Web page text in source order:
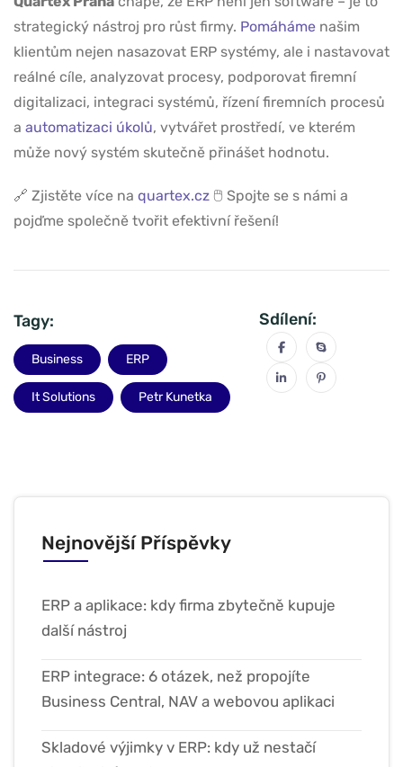
strategický nástroj pro růst firmy. Pomáháme našim
klientům nejen nasazovat ERP systémy, ale i nastavovat
reálné cíle, analyzovat procesy, podporovat firemní
digitalizaci, integraci systémů, řízení firemních procesů
a automatizaci úkolů, vytvářet prostředí, ve kterém
může nový systém skutečně přinášet hodnotu.
🔗 Zjistěte více na quartex.cz 🖱️ Spojte se s námi a
pojďme společně tvořit efektivní řešení!
Tagy:
Business ERP
It Solutions Petr Kunetka
Sdílení:
Nejnovější Příspěvky
ERP a aplikace: kdy firma zbytečně kupuje
další nástroj
ERP integrace: 6 otázek, než propojíte
Business Central, NAV a webovou aplikaci
Skladové výjimky v ERP: kdy už nestačí